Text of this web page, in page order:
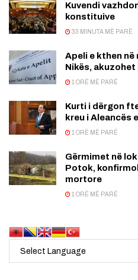
Kuvendi
konstituive
33 MINUTA MË PARË
Apeli e kthen
Nikës,
1 ORË MË PARË
Kurti i dërgon
kreu i Aleancës
1 ORË MË PARË
Gërmimet në
Potok,
mortore
1 ORË MË PARË